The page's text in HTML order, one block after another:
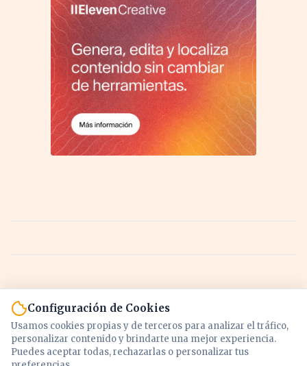
Configuración de Cookies
Usamos cookies propias y de terceros para analizar el tráfico,
personalizar contenido y brindarte una mejor experiencia.
Puedes aceptar todas, rechazarlas o personalizar tus